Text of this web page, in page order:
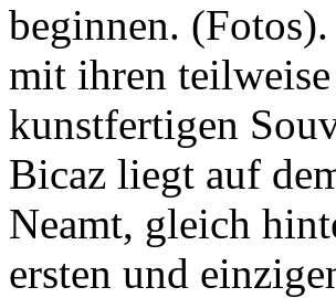
beginnen.
mit ihren
kunstfertigen
Bicaz liegt auf
Neamt, gleich
ersten und